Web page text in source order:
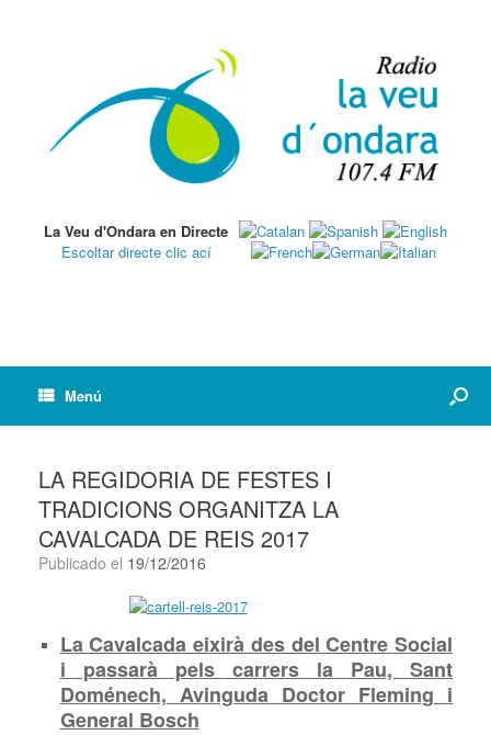
La Veu d'Ondara en Directe
Escoltar directe clic ací
Menú
LA REGIDORIA DE FESTES I
TRADICIONS ORGANITZA LA
CAVALCADA DE REIS 2017
Publicado el 19/12/2016
La Cavalcada eixirà des del Centre Social
i passarà pels carrers la Pau, Sant
Doménech, Avinguda Doctor Fleming i
General Bosch